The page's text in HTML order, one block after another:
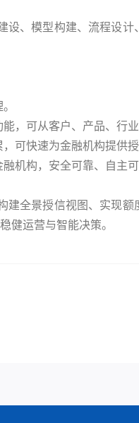
、模型构建、流程设
，可从客户、产品、行
可快速为金融机构提供
机构，安全可靠、自主可
全景授信视图、实现
健运营与智能决策。